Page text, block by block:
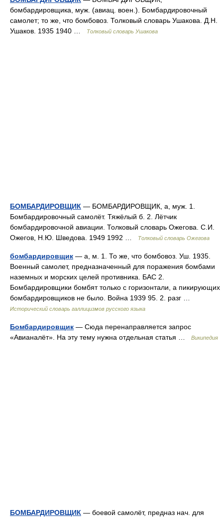
бомбардировщика, муж. (авиац. воен.). Бомбардировочный
самолет; то же, что бомбовоз. Толковый словарь Ушакова. Д.Н.
Ушаков. 1935 1940 …
Толковый словарь Ушакова
БОМБАРДИРОВЩИК — БОМБАРДИРОВЩИК, а, муж. 1.
Бомбардировочный самолёт. Тяжёлый б. 2. Лётчик
бомбардировочной авиации. Толковый словарь Ожегова. С.И.
Ожегов, Н.Ю. Шведова. 1949 1992 …
Толковый словарь Ожегова
бомбардировщик — а, м. 1. То же, что бомбовоз. Уш. 1935.
Военный самолет, предназначенный для поражения бомбами
наземных и морских целей противника. БАС 2.
Бомбардировщики бомбят только с горизонтали, а пикирующих
бомбардировщиков не было. Война 1939 95. 2. разг …
Исторический словарь галлицизмов русского языка
Бомбардировщик — Сюда перенаправляется запрос
«Авианалёт». На эту тему нужна отдельная статья …
Википедия
БОМБАРДИРОВЩИК — боевой самолёт, предназ нач. для